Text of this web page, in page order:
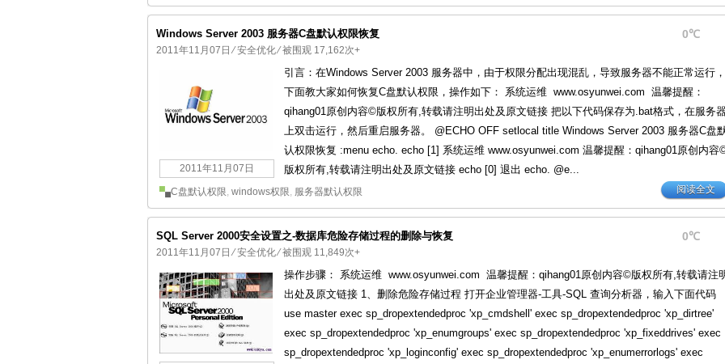
0℃
Windows Server 2003 服务器C盘默认权限恢复
2011年11月07日 ⁄安全优化⁄ 被围观 17,162次+
2011年11月07日
引言：在Windows Server 2003 服务器中，由于权限分配出现混乱，导致服务器不能正常运行，
下面教大家如何恢复C盘默认权限，操作如下： 系统运维 www.osyunwei.com 温馨提醒：
qihang01原创内容©版权所有,转载请注明出处及原文链接 把以下代码保存为.bat格式，在服务
上双击运行，然后重启服务器。 @ECHO OFF setlocal title Windows Server 2003 服务器C盘
认权限恢复 :menu echo. echo [1] 系统运维 www.osyunwei.com 温馨提醒：qihang01原创内容
版权所有,转载请注明出处及原文链接 echo [0] 退出 echo. @e...
C盘默认权限, windows权限, 服务器默认权限 阅读全文
0℃
SQL Server 2000安全设置之-数据库危险存储过程的删除与恢复
2011年11月07日 ⁄安全优化⁄ 被围观 11,849次+
操作步骤： 系统运维 www.osyunwei.com 温馨提醒：qihang01原创内容©版权所有,转载请注
出处及原文链接 1、删除危险存储过程 打开企业管理器-工具-SQL 查询分析器，输入下面代码
use master exec sp_dropextendedproc 'xp_cmdshell' exec sp_dropextendedproc 'xp_dirtree'
exec sp_dropextendedproc 'xp_enumgroups' exec sp_dropextendedproc 'xp_fixeddrives' exec
sp_dropextendedproc 'xp_loginconfig' exec sp_dropextendedproc 'xp_enumerrorlogs' exec